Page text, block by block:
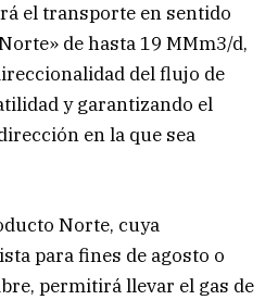
el transporte en sentido
de hasta 19 MMm3/d,
del flujo de
y garantizando el
en la que sea
Norte, cuya
para fines de agosto o
permitirá llevar el gas de